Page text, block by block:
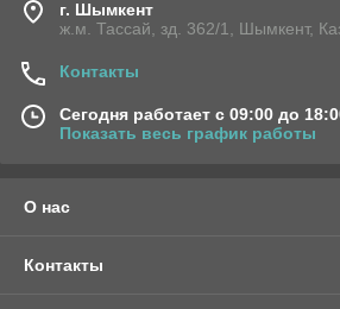
г. Шымкент
ж.м. Тассай, зд. 362/1, Шымкент,
Контакты
Сегодня работает с 09:00 до
Показать весь график работы
О нас
Контакты